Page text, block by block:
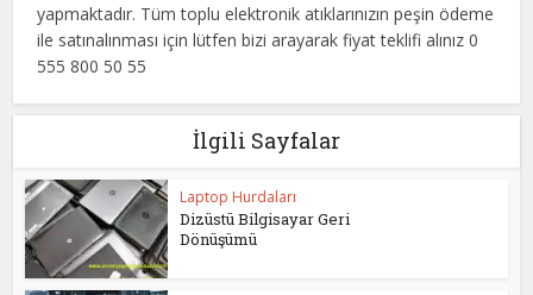
yapmaktadır. Tüm toplu elektronik atıklarınızın peşin ödeme
ile satınalınması için lütfen bizi arayarak fiyat teklifi alınız 0
555 800 50 55
İlgili Sayfalar
Laptop Hurdaları
Dizüstü Bilgisayar Geri
Dönüşümü